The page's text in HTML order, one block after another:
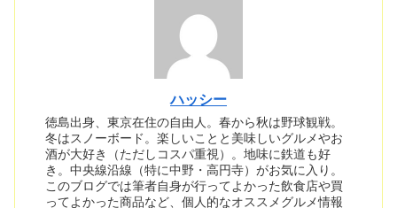
ハッシー
徳島出身、東京在住の自由人。春から秋は野球観戦。
冬はスノーボード。楽しいことと美味しいグルメやお
酒が大好き（ただしコスパ重視）。地味に鉄道も好
き。中央線沿線（特に中野・高円寺）がお気に入り。
このブログでは筆者自身が行ってよかった飲食店や買
ってよかった商品など、個人的なオススメグルメ情報